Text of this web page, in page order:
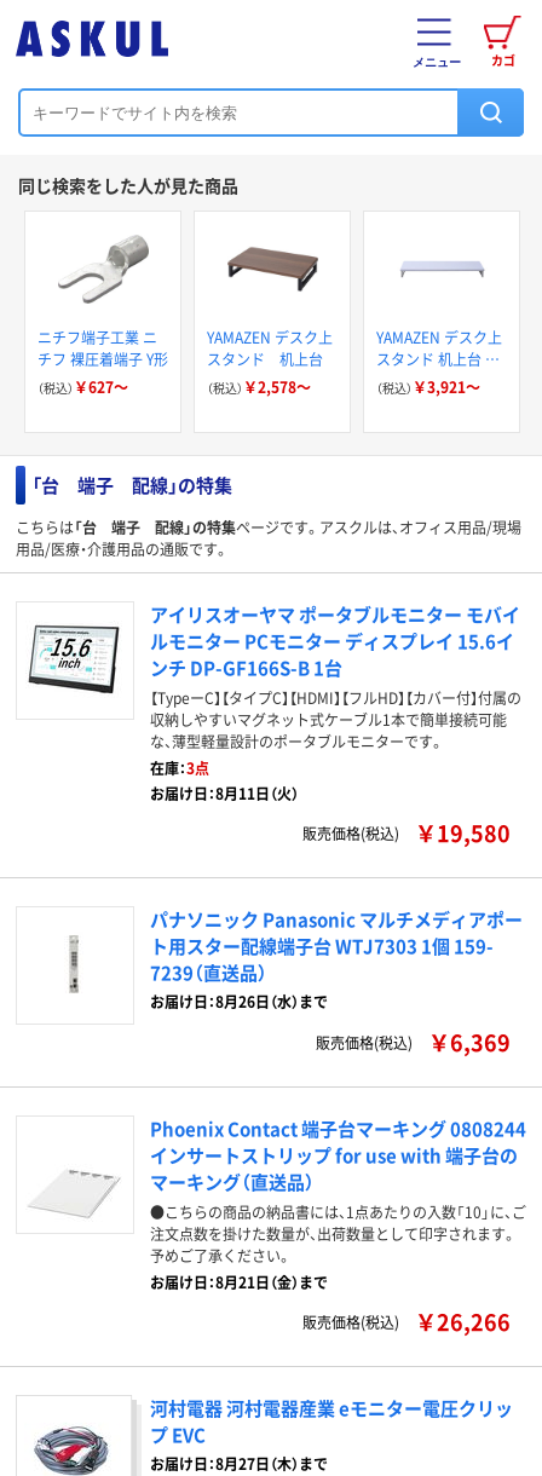
カゴ
メニュー
同じ検索をした人が見た商品
ニチフ端子工業 ニ
チフ 裸圧着端子 Y形
（税込） ￥627～
YAMAZEN デスク上
スタンド 机上台
（税込） ￥2,578～
YAMAZEN デスク上
スタンド 机上台 モ
ニター台
（税込） ￥3,921～
「台 端子 配線」の特集
こちらは「台 端子 配線」の特集ページです。アスクルは、オフィス用品/現場
用品/医療・介護用品の通販です。
アイリスオーヤマ ポータブルモニター モバイ
ルモニター PCモニター ディスプレイ 15.6イ
ンチ DP-GF166S-B 1台
【TypeーC】【タイプC】【HDMI】【フルHD】【カバー付】付属の
収納しやすいマグネット式ケーブル1本で簡単接続可能
な、薄型軽量設計のポータブルモニターです。
在庫：3点
お届け日：8月11日（火）
販売価格(税込)
￥19,580
パナソニック Panasonic マルチメディアポー
ト用スター配線端子台 WTJ7303 1個 159-
7239（直送品）
お届け日：8月26日（水）まで
販売価格(税込)
￥6,369
Phoenix Contact 端子台マーキング 0808244
インサートストリップ for use with 端子台の
マーキング（直送品）
●こちらの商品の納品書には、1点あたりの入数「10」に、ご
注文点数を掛けた数量が、出荷数量として印字されます。
予めご了承ください。
お届け日：8月21日（金）まで
販売価格(税込)
￥26,266
河村電器 河村電器産業 eモニター電圧クリッ
プ EVC
お届け日：8月27日（木）まで